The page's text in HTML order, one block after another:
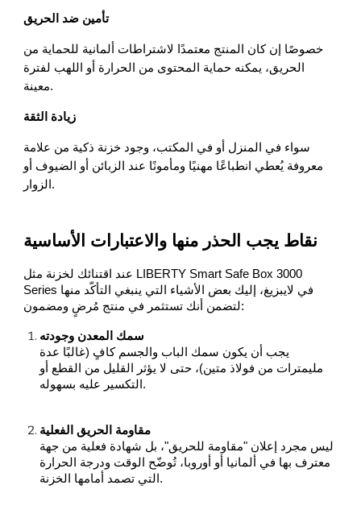
تأمين ضد الحريق
خصوصًا إن كان المنتج معتمدًا لاشتراطات ألمانية للحماية من
الحريق، يمكنه حماية المحتوى من الحرارة أو اللهب لفترة
معينة.
زيادة الثقة
سواء في المنزل أو في المكتب، وجود خزنة ذكية من علامة
معروفة يُعطي انطباعًا مهنيًا ومأمونًا عند الزبائن أو الضيوف أو
الزوار.
نقاط يجب الحذر منها والاعتبارات الأساسية
عند اقتنائك لخزنة مثل LIBERTY Smart Safe Box 3000
Series في لايبزيغ، إليك بعض الأشياء التي ينبغي التأكّد منها
لتضمن أنك تستثمر في منتج مُرضٍ ومضمون:
سمك المعدن وجودته
يجب أن يكون سمك الباب والجسم كافٍ (غالبًا عدة
مليمترات من فولاذ متين)، حتى لا يؤثر القليل من القطع أو
التكسير عليه بسهوله.
مقاومة الحريق الفعلية
ليس مجرد إعلان "مقاومة للحريق"، بل شهادة فعلية من جهة
معترف بها في ألمانيا أو أوروبا، تُوضّح الوقت ودرجة الحرارة
التي تصمد أمامها الخزنة.